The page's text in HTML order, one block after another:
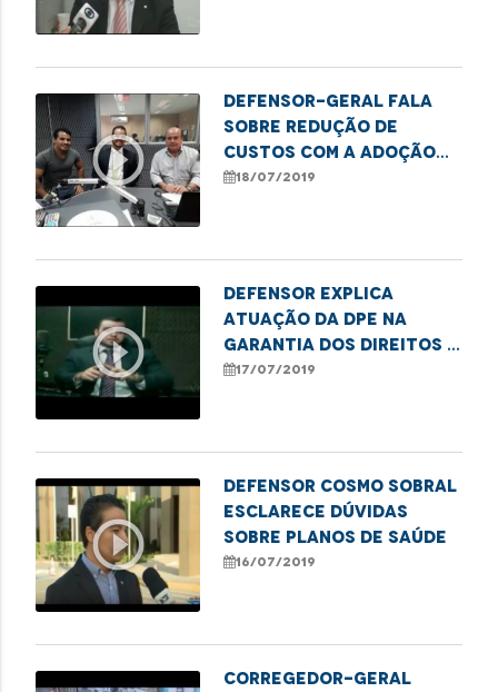
play_circle_outline
Defensor-geral fala
sobre redução de
custos com a adoção
de transporte por
18/07/2019
play_circle_outline
Defensor explica
atuação da DPE na
garantia dos direitos à
saúde
17/07/2019
play_circle_outline
Defensor Cosmo Sobral
esclarece dúvidas
sobre planos de saúde
16/07/2019
Corregedor-geral